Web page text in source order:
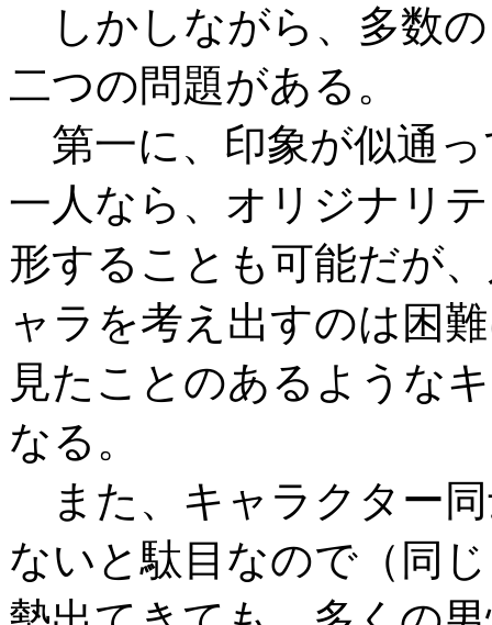
しかしながら、多数
二つの問題がある。
第一に、印象が似通
一人なら、オリジナリ
形することも可能だが
ャラを考え出すのは困
見たことのあるような
なる。
また、キャラクター
ないと駄目なので（同